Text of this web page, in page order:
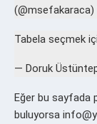
(@msefakaraca)
Tabela seçmek
— Doruk
Eğer bu sayfada
buluyorsa